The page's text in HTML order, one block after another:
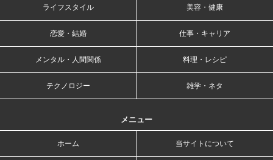
ライフスタイル 美容・健康
恋愛・結婚 仕事・キャリア
メンタル・人間関係 料理・レシピ
テクノロジー 雑学・ネタ
メニュー
ホーム 当サイトについて